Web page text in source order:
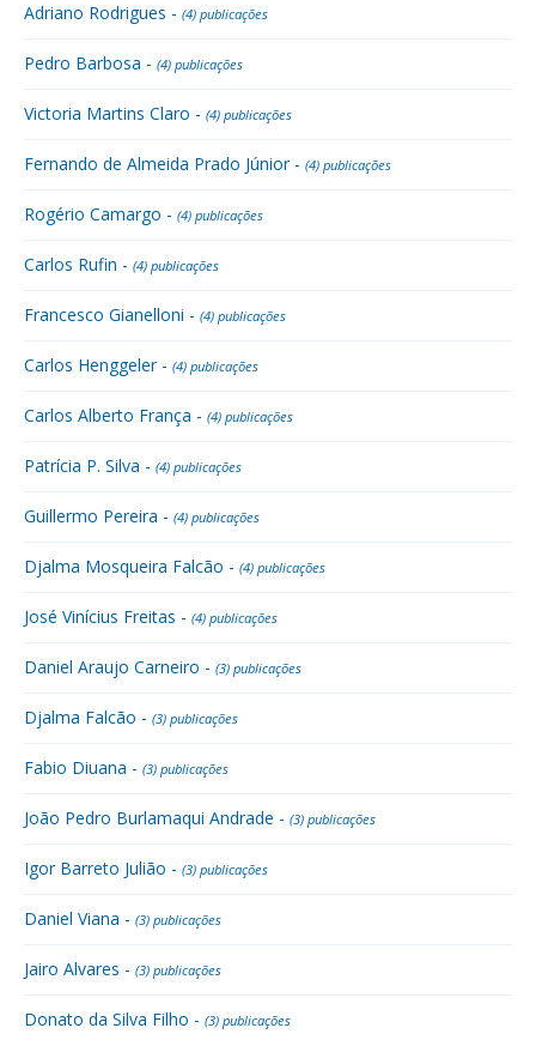
Adriano Rodrigues - (4) publicações
Pedro Barbosa - (4) publicações
Victoria Martins Claro - (4) publicações
Fernando de Almeida Prado Júnior - (4) publicações
Rogério Camargo - (4) publicações
Carlos Rufin - (4) publicações
Francesco Gianelloni - (4) publicações
Carlos Henggeler - (4) publicações
Carlos Alberto França - (4) publicações
Patrícia P. Silva - (4) publicações
Guillermo Pereira - (4) publicações
Djalma Mosqueira Falcão - (4) publicações
José Vinícius Freitas - (4) publicações
Daniel Araujo Carneiro - (3) publicações
Djalma Falcão - (3) publicações
Fabio Diuana - (3) publicações
João Pedro Burlamaqui Andrade - (3) publicações
Igor Barreto Julião - (3) publicações
Daniel Viana - (3) publicações
Jairo Alvares - (3) publicações
Donato da Silva Filho - (3) publicações